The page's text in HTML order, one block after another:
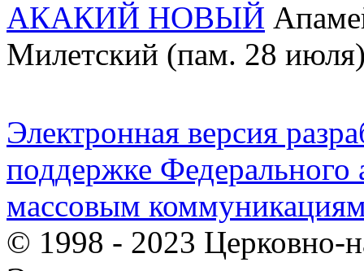
АКАКИЙ НОВЫЙ
Милетский (пам. 28
Электронная версия
поддержке Федерального
массовым
© 1998 - 2023 Церковно-